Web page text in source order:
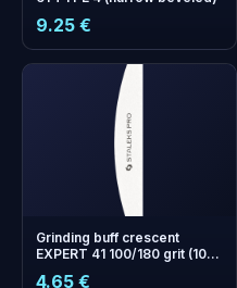
9.25 €
Grinding buff crescent
EXPERT 41 100/180 grit (10
4.65 €